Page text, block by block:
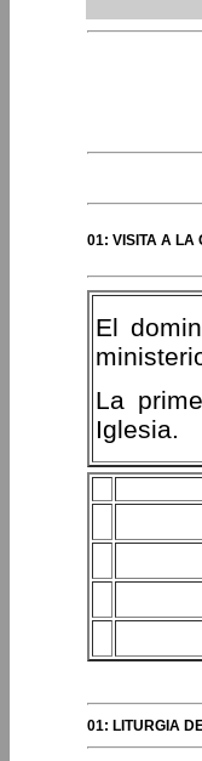
01: VISITA A LA
El
La
Iglesia.
01: LITURGIA